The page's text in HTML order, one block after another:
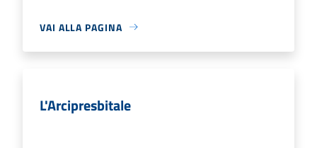
VAI ALLA PAGINA
L'Arcipresbitale